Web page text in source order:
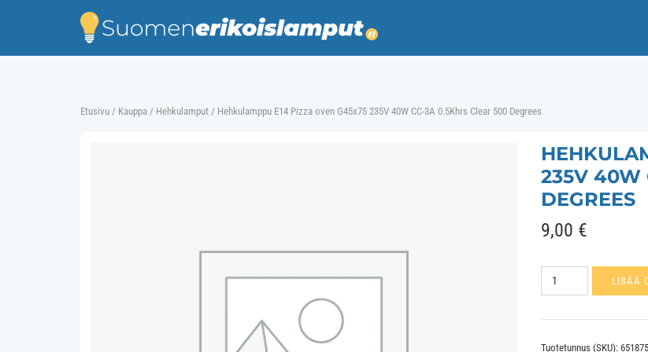
Etusivu / Kauppa / Hehkulamput / Hehkulamppu E14 Pizza oven G45x75 235V 40W CC-3A 0.5Khrs Clear 500 Degrees
235V 40W
DEGREES
9,00 €
Hehkulamppu
E14
LISÄÄ
Tuotetunnus (SKU):